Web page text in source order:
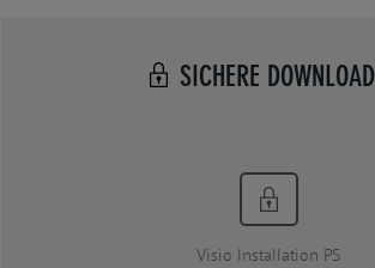
SICHERE
Visio Installation PS